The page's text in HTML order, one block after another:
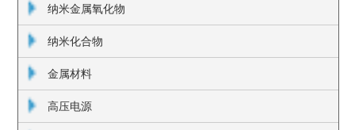
纳米金属氧化物
纳米化合物
金属材料
高压电源